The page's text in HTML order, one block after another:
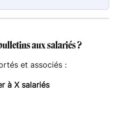
aux salariés ?
et associés :
à X salariés